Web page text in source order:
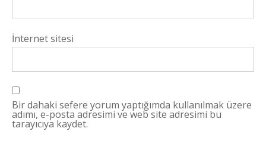
İnternet sitesi
Bir dahaki sefere yorum yaptığımda kullanılmak üzere
adımı, e-posta adresimi ve web site adresimi bu
tarayıcıya kaydet.